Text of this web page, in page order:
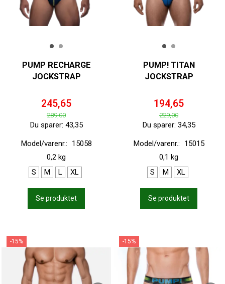
PUMP RECHARGE
JOCKSTRAP
245,65
289,00
Du sparer: 43,35
Model/varenr.:
15058
0,2 kg
S
M L XL
Se produktet
PUMP! TITAN
JOCKSTRAP
194,65
229,00
Du sparer: 34,35
Model/varenr.:
15015
0,1 kg
S
M XL
Se produktet
-15% -15%